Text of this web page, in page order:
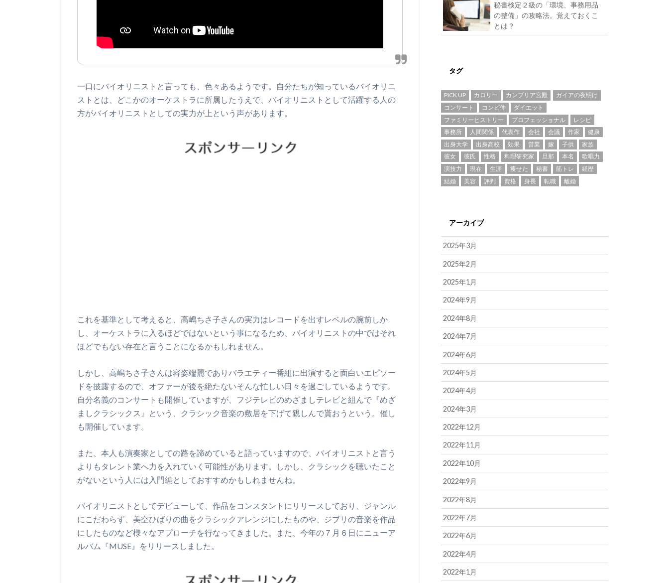
一口にバイオリニストと言っても、色々あるようです。自分たちが知っているバイオリニ
ストとは、どこかのオーケストラに所属したうえで、バイオリニストとして活躍する人の
方がバイオリニストとしての実力が上という声があります。
これを基準として考えると、高嶋ちさ子さんの実力はレコードを出すレベルの腕前しか
し、オーケストラに入るほどではないという事になるため、バイオリニストの中ではそれ
ほどでもない存在と言うことになるかもしれません。
しかし、高嶋ちさ子さんは容姿端麗でありバラエティー番組に出演すると面白いエピソー
ドを披露するので、オファーが後を絶たないそんな忙しい日々を過ごしているようです。
自分名義のコンサートも開催していますが、フジテレビのめざましテレビと組んで『めざ
ましクラシックス』という、クラシック音楽の敷居を下げて親しんで貰おうという。催し
も開催しています。
また、本人も演奏家としての路を諦めていると語っていますので、バイオリニストと言う
よりもタレント業へ力を入れていく可能性があります。しかし、クラシックを聴いたこと
がないという人には入門編としておすすめかもしれませんね。
バイオリニストとしてデビューして、作品をコンスタントにリリースしており、ジャンル
にこだわらず、美空ひばりの曲をクラシックアレンジにしたものや、ジブリの音楽を作品
にしたものなど様々なアプローチを行なってきました。また、今年の７月６日にニューア
ルバム『MUSE』をリリースしました。
秘書検定２級の「環境、事務用品
の整備」の攻略法。覚えておくこ
とは？
タグ
PICK UP カロリー カンブリア宮殿
ガイアの夜明け
コンサート
コンビ仲
ダイエット
ファミリーヒストリー
プロフェッショナル
レシピ
事務所
人間関係 代表作 会社 会議 作家
健康
出身大学
出身高校 効果 営業 嫁 子供
家族
彼女
彼氏 性格 料理研究家 旦那 本名
歌唱力
演技力
現在 生涯 痩せた 秘書 筋トレ
経歴
結婚
美容 評判 資格 身長 転職 離婚
アーカイブ
2025年3月
2025年2月
2025年1月
2024年9月
2024年8月
2024年7月
2024年6月
2024年5月
2024年4月
2024年3月
2022年12月
2022年11月
2022年10月
2022年9月
2022年8月
2022年7月
2022年6月
2022年4月
2022年1月